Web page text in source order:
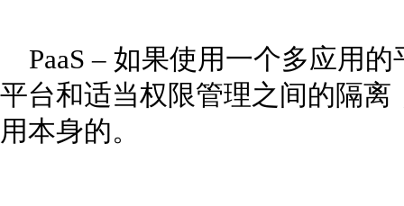
PaaS – 如果使用一个多应用
平台和适当权限管理之间的隔
用本身的。